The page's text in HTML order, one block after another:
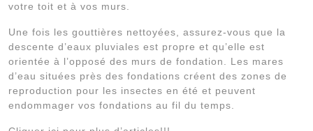
votre toit et à vos murs.
Une fois les gouttières nettoyées, assurez-vous que la
descente d’eaux pluviales est propre et qu’elle est
orientée à l’opposé des murs de fondation. Les mares
d’eau situées près des fondations créent des zones de
reproduction pour les insectes en été et peuvent
endommager vos fondations au fil du temps.